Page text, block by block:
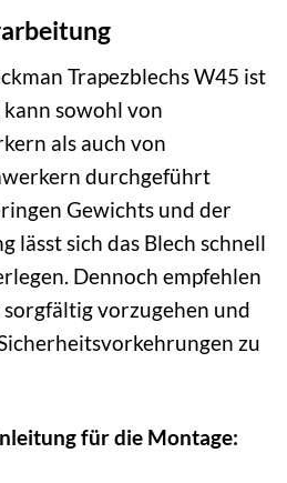
Trapezblechs W45 ist
sowohl von
als auch von
durchgeführt
Gewichts und der
lässt sich das Blech schnell
Dennoch empfehlen
vorzugehen und
zu
für die Montage: